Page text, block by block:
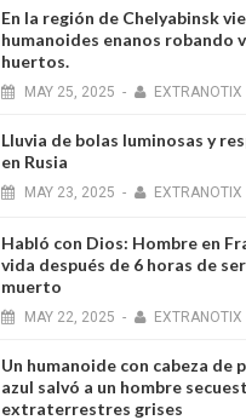
En la región de Chelyabinsk
humanoides enanos robando
huertos.
MAY 25, 2025 - EXTRANOTIX
Lluvia de bolas luminosas y
en Rusia
MAY 23, 2025 - EXTRANOTIX
Habló con Dios: Hombre en
vida después de 6 horas de
muerto
MAY 22, 2025 - EXTRANOTIX
Un humanoide con cabeza de
azul salvó a un hombre
extraterrestres grises